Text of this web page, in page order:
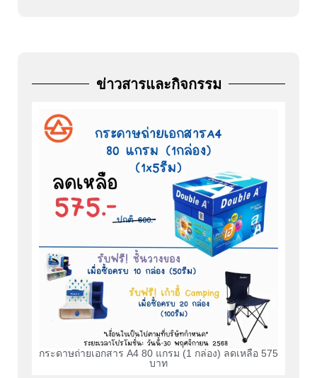
ข่าวสารและกิจกรรม
กระดาษถ่ายเอกสาร A4 80 แกรม (1 กล่อง) ลดเหลือ 575
บาท